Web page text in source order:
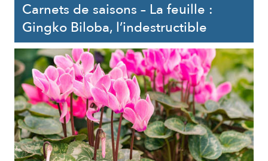
Carnets de saisons – La feuille :
Gingko Biloba, l’indestructible